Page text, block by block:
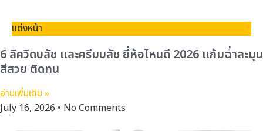
แต่งหน้า
6 ลิควิดบลัช และครีมบลัช ยี่ห้อไหนดี 2026 แก้มฉ่ำละมุน
สีสวย ติดทน
อ่านเพิ่มเติม »
July 16, 2026 No Comments